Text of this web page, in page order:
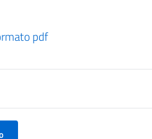
pdf